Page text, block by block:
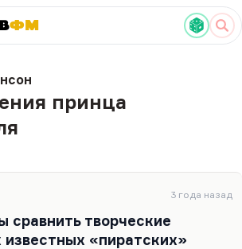
ФМ
принца
3 года назад
сравнить творческие
«пиратских»